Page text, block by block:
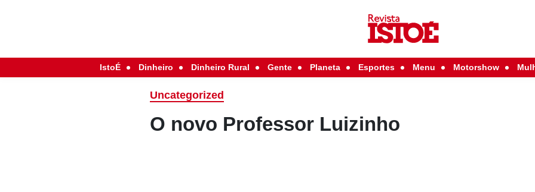
IstoÉ Dinheiro Dinheiro Rural Gente Planeta Esportes Menu Motorshow
Uncategorized
O novo Professor Luizinho